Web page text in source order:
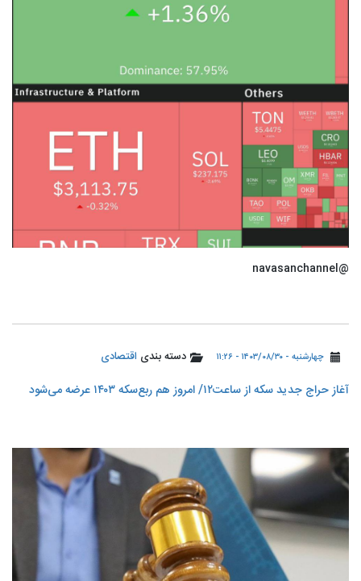
@navasanchannel
چهارشنبه - ۱۴۰۳/۰۸/۳۰ - ۱۱:۲۶ دسته بندی اقتصادی
آغاز حراج جدید سکه از ساعت۱۲/ امروز هم ربع‌سکه ۱۴۰۳ عرضه می‌شود